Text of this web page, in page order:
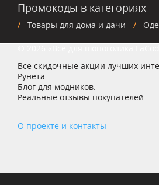
Промокоды в категориях
Товары для дома и дачи
Все скидочные акции лучших
Рунета.
Блог для модников.
Реальные отзывы покупателей.
О проекте и контакты